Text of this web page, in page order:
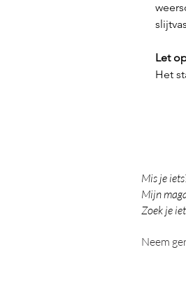
Let
Het
Mis je
Mijn
Zoek je
Neem